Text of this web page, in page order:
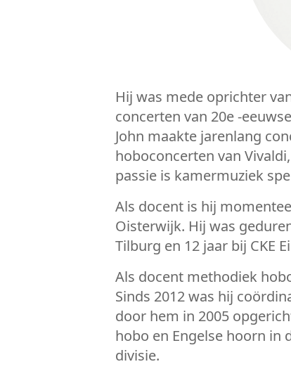
Hij was mede oprichter
concerten van 20e -
John maakte jarenlang
hoboconcerten van
passie is kamermuziek
Als docent is hij
Oisterwijk. Hij was
Tilburg en 12 jaar bij CKE
Als docent methodiek
Sinds 2012 was hij
door hem in 2005
hobo en Engelse hoorn in
divisie.